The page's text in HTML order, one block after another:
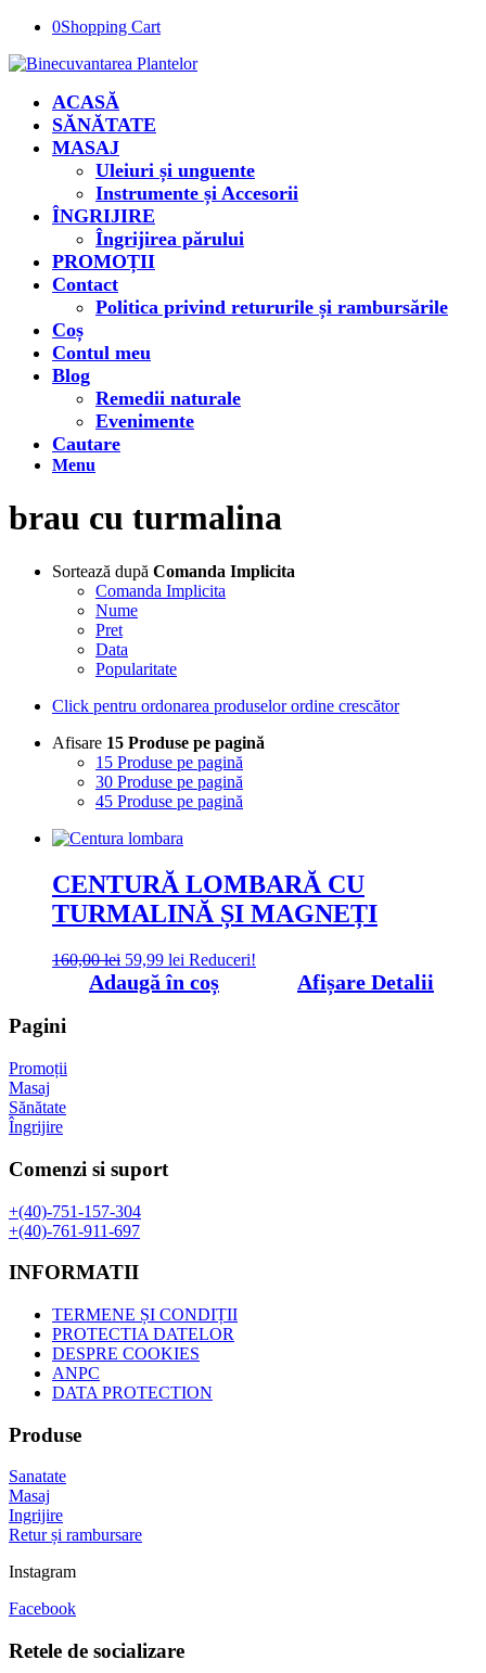
0Shopping Cart
ACASĂ
SĂNĂTATE
MASAJ
Uleiuri și unguente
Instrumente și Accesorii
ÎNGRIJIRE
Îngrijirea părului
PROMOȚII
Contact
Politica privind retururile și rambursările
Coș
Contul meu
Blog
Remedii naturale
Evenimente
Cautare
Menu
brau cu turmalina
Sortează după Comanda Implicita
Comanda Implicita
Nume
Pret
Data
Popularitate
Click pentru ordonarea produselor ordine crescător
Afisare 15 Produse pe pagină
15 Produse pe pagină
30 Produse pe pagină
45 Produse pe pagină
CENTURĂ LOMBARĂ CU
TURMALINĂ ȘI MAGNEȚI
160,00lei Prețul
inițial
a
59,99 lei Prețul
curent
este:
Reduceri!
Adaugă în coș Afișare Detalii
Pagini
Promoții
Masaj
Sănătate
Îngrijire
Comenzi si suport
+(40)-751-157-304
+(40)-761-911-697
INFORMATII
TERMENE ȘI CONDIȚII
PROTECTIA DATELOR
DESPRE COOKIES
ANPC
DATA PROTECTION
Produse
Sanatate
Masaj
Ingrijire
Retur și rambursare
Instagram
Facebook
Retele de socializare